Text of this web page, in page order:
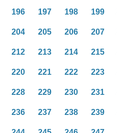
196 197 198 199
204 205 206 207
212 213 214 215
220 221 222 223
228 229 230 231
236 237 238 239